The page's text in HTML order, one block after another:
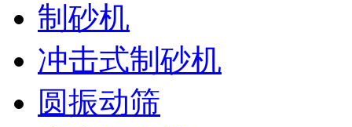
制砂机
冲击式制砂机
圆振动筛